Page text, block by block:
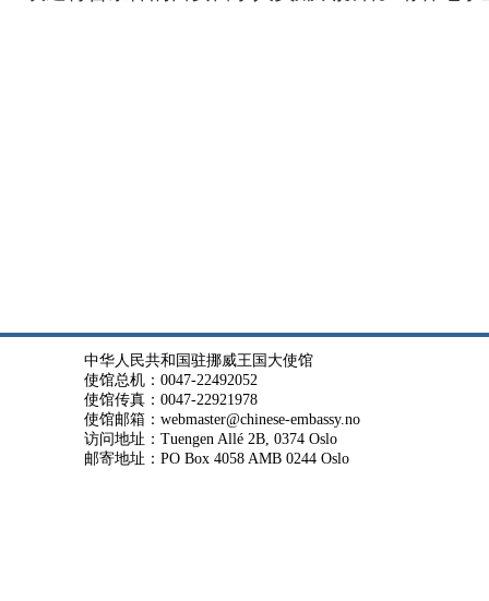
中华人民共和国驻挪威王国大使馆
使馆总机：0047-22492052
使馆传真：0047-22921978
使馆邮箱：webmaster@chinese-embassy.no
访问地址：Tuengen Allé 2B, 0374 Oslo
邮寄地址：PO Box 4058 AMB 0244 Oslo